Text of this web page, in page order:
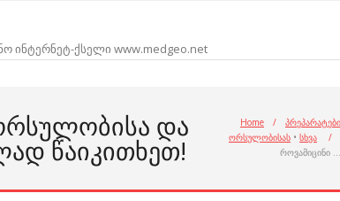
ინტერნეტ-ქსელი www.medgeo.net
ᲓᲐ
ᲬᲐᲘᲙᲘᲗᲮᲔᲗ!
Home /
პრეპარატები
ორსულობისას • სხვა
/
როვამიცინი …